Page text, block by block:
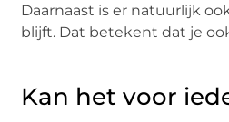
Daarnaast is er natuurlijk
blijft. Dat betekent dat je
Kan het voor